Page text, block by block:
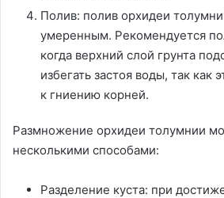
Полив: полив орхидеи
умеренным. Рекомендуется
когда верхний слой грунта
избегать застоя воды, так как
к гниению корней.
Размножение орхидеи толумнии
несколькими способами:
Разделение куста: при